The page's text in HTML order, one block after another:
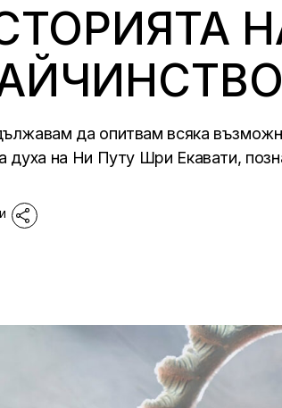
да опитвам всяка
духа на Ни Путу Шри Екавати,